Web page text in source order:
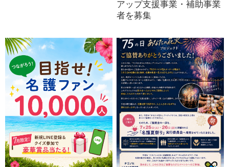
アップ支援事業・補助事業
者を募集